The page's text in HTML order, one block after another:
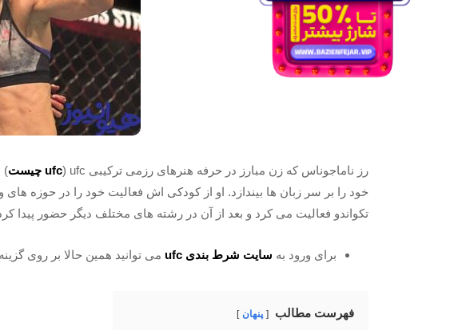
رز ناماجوناس که زن مبارز در حرفه هنرهای رزمی ترکیبی ufc ( ufc چیست
)
خود را بر سر زبان‌ ها بیندازد. او از کودکی‌ اش فعالیت خود را در حوزه
تکواندو فعالیت می‌ کرد و بعد از آن در رشته های مختلف دیگر حضور پیدا
برای ورود به سایت شرط بندی ufc می توانید همین حالا بر روی
فهرست مطالب پنهان